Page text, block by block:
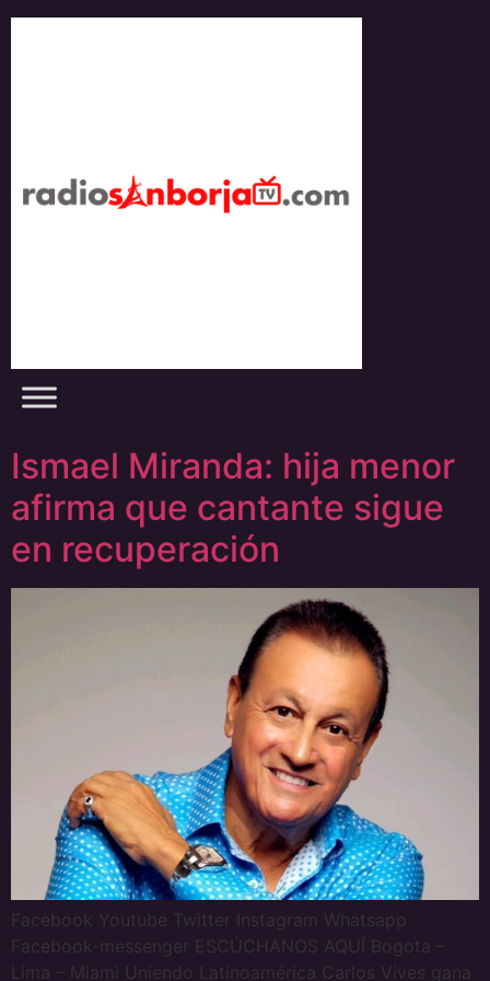
Skip
Ismael Miranda: hija menor
afirma que cantante sigue
en recuperación
Facebook Youtube Twitter Instagram Whatsapp
Facebook-messenger ESCÚCHANOS AQUÍ Bogota –
Lima – Miami Uniendo Latinoamérica Carlos Vives gana